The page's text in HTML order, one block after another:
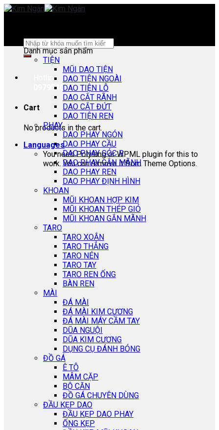
Skip
Search
for:
Hotline:
0979540178
Cart
No products in the cart.
Languages
You need Polylang or WPML plugin for this to
work. You can remove it from Theme Options.
Danh mục sản phẩm
TIỆN
MŨI DAO TIỆN
DAO TIỆN NGOÀI
DAO TIỆN LỖ
DAO CẮT RÃNH
DAO CẮT ĐỨT
DAO TIỆN REN
PHAY
DAO PHAY NGÓN
DAO PHAY CẦU
DAO PHAY GÓC R
DAO PHAY GẮN MÃNH
DAO PHAY REN
DAO PHAY ĐỊNH HÌNH
KHOAN
MŨI KHOAN HỢP KIM
MŨI KHOAN THÉP GIÓ
MŨI KHOAN GẮN MÃNH
TARO
TARO XOẮN
TARO THẲNG
TARO NÉN
TARO TAY
TARO REN ỐNG
BÀN REN
MÀI
ĐÁ MÀI
ĐÁ MÀI KIM CƯƠNG
ĐÁ MÀI MÁY CẦM TAY
DŨA NGUỘI
DŨA KIM CƯƠNG
DỤNG CỤ ĐÁNH BÓNG
ĐỒ GÁ
Ê TÔ
MÂM CẶP
BỘ CĂN
ĐỒ GÁ CHUYÊN DÙNG
ĐẦU KẸP DAO
ĐẦU KẸP DAO PHAY
ỐNG KẸP